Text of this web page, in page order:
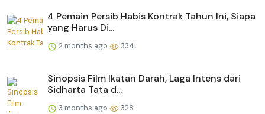
4 Pemain Persib Habis Kontrak Tahun Ini, Siapa
yang Harus Di...
2 months ago 334
Sinopsis Film Ikatan Darah, Laga Intens dari
Sidharta Tata d...
3 months ago 328